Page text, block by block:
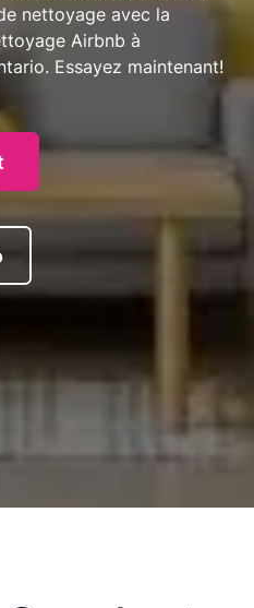
nettoyage avec la
Airbnb à
Essayez maintenant!